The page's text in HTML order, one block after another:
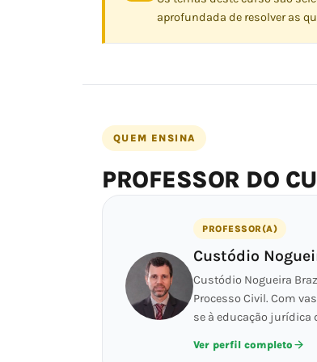
aprofundada de resolver as
QUEM ENSINA
PROFESSOR DO
PROFESSOR(A)
Custódio
Custódio Nogueira
Processo Civil. Com
se à educação jurídica
Ver perfil completo